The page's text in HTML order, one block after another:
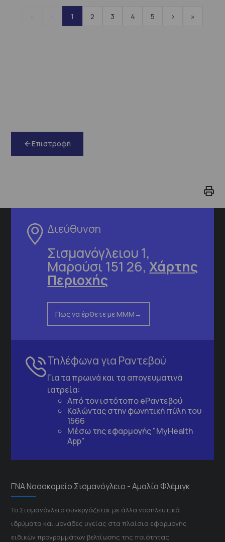
1 2 3 4 5 > »
Επιστροφή
Διεύθυνση
Σισμανόγλειου 1,
Μαρούσι 151 26,Χάρτης
Περιοχής
Πως να έρθετε με ΜΜΜ
Τηλέφωνα για Ραντεβού
Για τα πρωινά και τα απογευματινά
ιατρεία:
Από τον ιστότοποeΡαντεβού
Καλώντας στην φωνητική πύλη του
1566
Μέσω της εφαρμογής "MyHealth
App"
ΓΝΑ Νοσοκομείο Σισμανόγλειο - Αμαλία Φλέμιγκ
Το Σισμανόγλειο συνεργάζεται με άλλα νοσηλευτικά
ιδρύματα και μονάδες υγείας στα πλαίσια εφαρμογής
ειδικών προγραμμάτων βελτίωσης της ποιότητας